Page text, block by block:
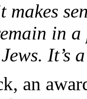
makes
in a
It’s
an